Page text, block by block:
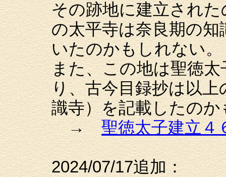
その跡地に建立され
の太平寺は奈良期の
いたのかもしれない。
また、この地は聖徳
り、古今目録抄は以
識寺）を記載したの
→聖徳太子建立４
2024/07/17追加：